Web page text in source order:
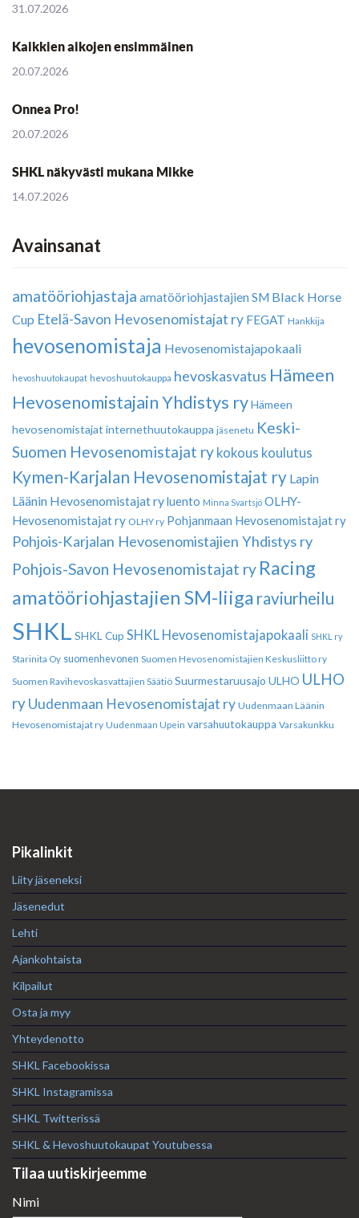
31.07.2026
Kaikkien aikojen ensimmäinen
20.07.2026
Onnea Pro!
20.07.2026
SHKL näkyvästi mukana Mikke
14.07.2026
Avainsanat
amatööriohjastaja amatööriohjastajien SM Black Horse
Cup Etelä-Savon Hevosenomistajat ry FEGAT Hankkija
hevosenomistaja Hevosenomistajapokaali
hevoshuutokaupat hevoshuutokauppa hevoskasvatus Hämeen
Hevosenomistajain Yhdistys ryHämeen
hevosenomistajat internethuutokauppa jäsenetu Keski-
Suomen Hevosenomistajat ry kokous koulutus
Kymen-Karjalan Hevosenomistajat ry Lapin
Läänin Hevosenomistajat ryluento Minna Svartsjö OLHY-
Hevosenomistajat ry OLHY ry Pohjanmaan Hevosenomistajat ry
Pohjois-Karjalan Hevosenomistajien Yhdistys ry
Pohjois-Savon Hevosenomistajat ry Racing
amatööriohjastajien SM-liiga raviurheilu
SHKL SHKL Cup SHKL Hevosenomistajapokaali SHKL ry
Starinita Oy suomenhevonen Suomen Hevosenomistajien Keskusliitto ry
Suomen Ravihevoskasvattajien Säätiö Suurmestaruusajo ULHO ULHO
ryUudenmaan Hevosenomistajat ry Uudenmaan Läänin
Hevosenomistajat ry Uudenmaan Upein varsahuutokauppa Varsakunkku
Pikalinkit
Liity jäseneksi
Jäsenedut
Lehti
Ajankohtaista
Kilpailut
Osta ja myy
Yhteydenotto
SHKL Facebookissa
SHKL Instagramissa
SHKL Twitterissä
SHKL & Hevoshuutokaupat Youtubessa
Tilaa uutiskirjeemme
Nimi